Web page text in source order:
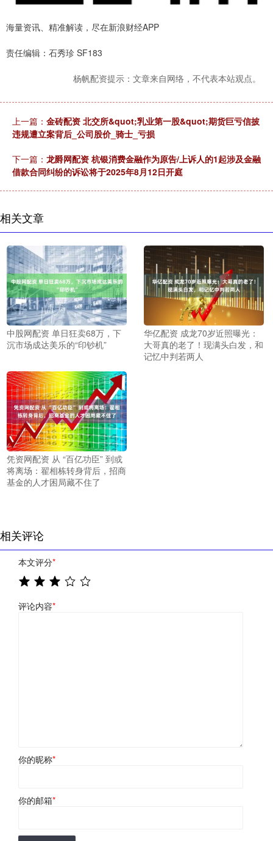
海量资讯、精准解读，尽在新浪财经APP
责任编辑：石秀珍 SF183
杨帆配资提示：文章来自网络，不代表本站观点。
上一篇： 金砖配资 北交所&quot;乳业第一股&quot;期货巨亏信披
违规遭立案背后_公司股价_骑士_亏损
下一篇： 龙爵网配资 杭银消费金融作为原告/上诉人的1起涉及金融
借款合同纠纷的诉讼将于2025年8月12日开庭
相关文章
中股网配资 单日狂卖68万，下
沉市场成达美乐的“印钞机”
华亿配资 成龙70岁近照曝光：
大哥真的老了！现满头白发，和
记忆中判若两人
凭资网配资 从 “百亿功臣” 到或
将离场：翟相栋转身背后，招商
基金的人才困局藏不住了
相关评论
本文评分*
评论内容*
你的昵称*
你的邮箱*